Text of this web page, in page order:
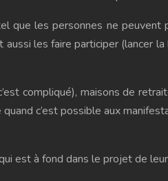
les personnes ne peuvent
les faire participer (lancer
compliqué), maisons de
quand c’est possible aux
est à fond dans le projet de